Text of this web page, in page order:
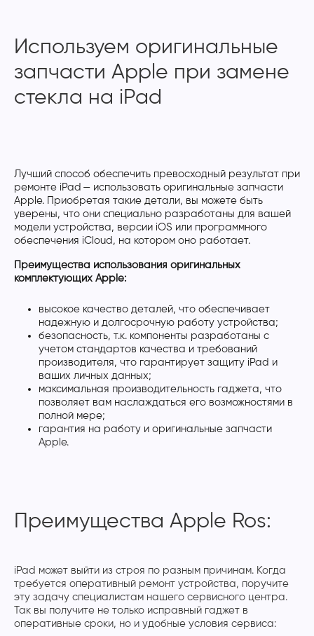
Используем оригинальные
запчасти Apple при замене
стекла на iPad
Лучший способ обеспечить превосходный результат при
ремонте iPad — использовать оригинальные запчасти
Apple. Приобретая такие детали, вы можете быть
уверены, что они специально разработаны для вашей
модели устройства, версии iOS или программного
обеспечения iCloud, на котором оно работает.
Преимущества использования оригинальных
комплектующих Apple:
высокое качество деталей, что обеспечивает
надежную и долгосрочную работу устройства;
безопасность, т.к. компоненты разработаны с
учетом стандартов качества и требований
производителя, что гарантирует защиту iPad и
ваших личных данных;
максимальная производительность гаджета, что
позволяет вам наслаждаться его возможностями в
полной мере;
гарантия на работу и оригинальные запчасти
Apple.
Преимущества Apple Ros:
iPad может выйти из строя по разным причинам. Когда
требуется оперативный ремонт устройства, поручите
эту задачу специалистам нашего сервисного центра.
Так вы получите не только исправный гаджет в
оперативные сроки, но и удобные условия сервиса: